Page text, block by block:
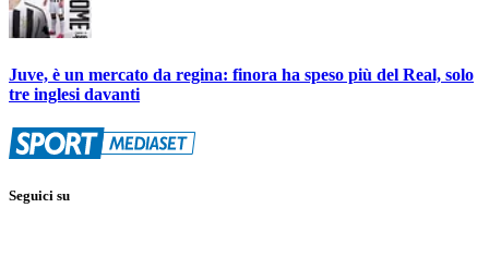
Juve, è un mercato da regina: finora ha speso più del Real, solo
tre inglesi davanti
Seguici su